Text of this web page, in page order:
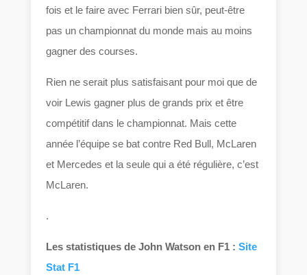
fois et le faire avec Ferrari bien sûr, peut-être
pas un championnat du monde mais au moins
gagner des courses.
Rien ne serait plus satisfaisant pour moi que de
voir Lewis gagner plus de grands prix et être
compétitif dans le championnat. Mais cette
année l’équipe se bat contre Red Bull, McLaren
et Mercedes et la seule qui a été régulière, c’est
McLaren.
.
Les statistiques de John Watson en F1 :Site
Stat F1